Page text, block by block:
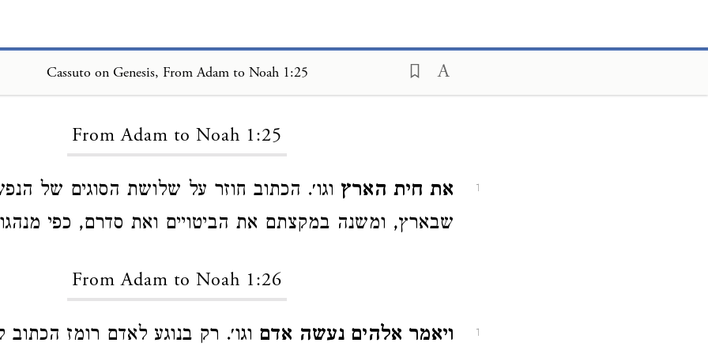
Cassuto on Genesis, From Adam to Noah 1:25
From Adam to Noah 1:25
1 את חית הארץ וגו׳. הכתוב חוזר על שלושת הסוגים של
שבארץ, ומשנה במקצתם את הביטויים ואת סדרם, כפי
From Adam to Noah 1:26
1 ויאמר אלהים נעשה אדם וגו׳. רק בנוגע לאדם רומז הכתוב